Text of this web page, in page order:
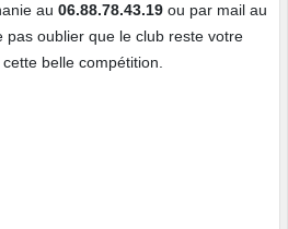
au 06.88.78.43.19 ou par mail au
pas oublier que le club reste votre
belle compétition.